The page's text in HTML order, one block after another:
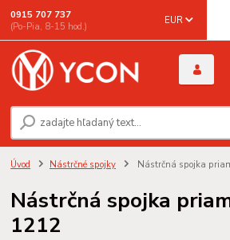
EUR
0915 707 737
(Po-Pia, 8-15 hod.)
Úvod Nástrčné spojky Nástrčná spojka
Nástrčná spojka
1212